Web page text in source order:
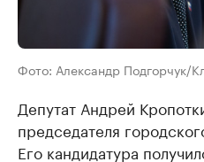
Фото: Александр Подгорчук/
Депутат Андрей
председателя
Его кандидатура